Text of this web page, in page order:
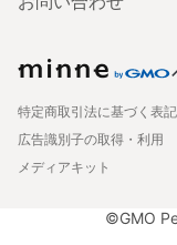
特定商取引法に基づく表記
広告識別子の取得・利用
メディアキット
©GMO